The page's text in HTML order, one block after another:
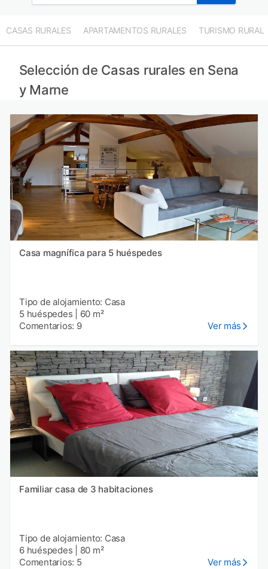
Casas rurales en Compiègne provincia
Casas rurales en Essonne provincia
Casas rurales en Oise provincia
CASAS RURALES APARTAMENTOS RURALES TURISMO RURAL
Selección de Casas rurales en Sena
y Marne
Casa magnífica para 5 huéspedes
Tipo de alojamiento: Casa
5 huéspedes
60 m²
Comentarios: 9
Ver más
Familiar casa de 3 habitaciones
Tipo de alojamiento: Casa
6 huéspedes
80 m²
Comentarios: 5
Ver más